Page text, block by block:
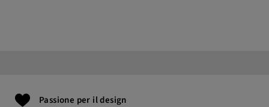
Passione per il design